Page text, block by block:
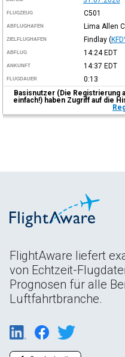
FLUGZEUG C501
ABFLUGHAFEN Lima Allen
ZIELFLUGHAFEN Findlay (
ABFLUG 14:24 EDT
ANKUNFT 14:37 EDT
FLUGDAUER
0:13
Basisnutzer (Die Registrierung
einfach!) haben Zugriff auf die
FlightAware liefert
von Echtzeit-
Prognosen für alle
Luftfahrtbranche.